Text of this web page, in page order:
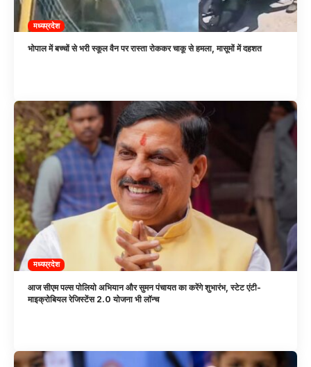
मध्यप्रदेश
भोपाल में बच्चों से भरी स्कूल वैन पर रास्ता रोककर चाकू से हमला, मासूमों में दहशत
मध्यप्रदेश
आज सीएम पल्स पोलियो अभियान और सुमन पंचायत का करेंगे शुभारंभ, स्टेट एंटी-
माइक्रोबियल रेजिस्टेंस 2.0 योजना भी लॉन्च